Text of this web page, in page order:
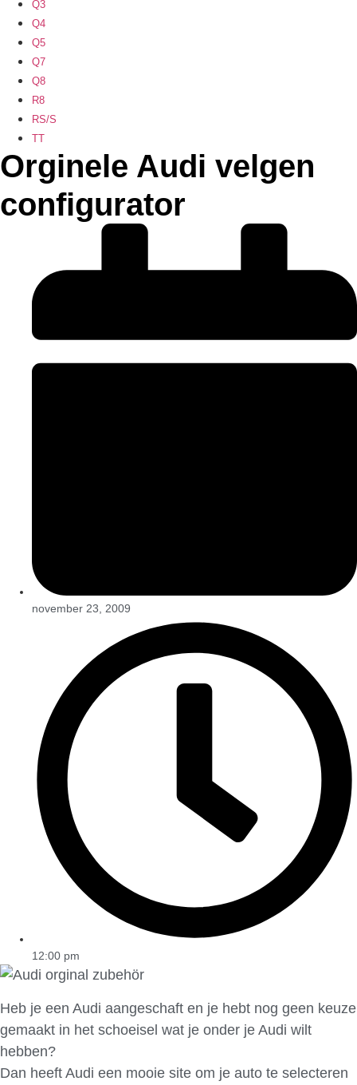
Q3
Q4
Q5
Q7
Q8
R8
RS/S
TT
Orginele Audi velgen
configurator
november 23, 2009
12:00 pm
Heb je een Audi aangeschaft en je hebt nog geen keuze
gemaakt in het schoeisel wat je onder je Audi wilt
hebben?
Dan heeft Audi een mooie site om je auto te selecteren